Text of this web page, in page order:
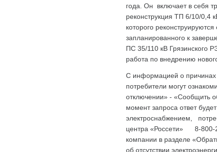
года. Он включает в себя
реконструкция ТП 6/10/0,4
которого
запланированного к
ПС 35/110 кВ Грязинского
работа по внедрению
С информацией о причинах
потребители могут
отключении» - «Сообщить
момент запроса ответ
электроснабжением,
центра «Россети» 8-800-
компании в разделе
об отсутствии